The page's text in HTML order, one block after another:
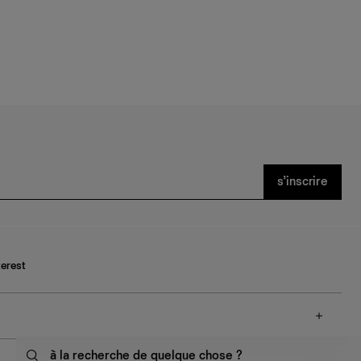
à la recherche de quelque chose ?
s’inscrire